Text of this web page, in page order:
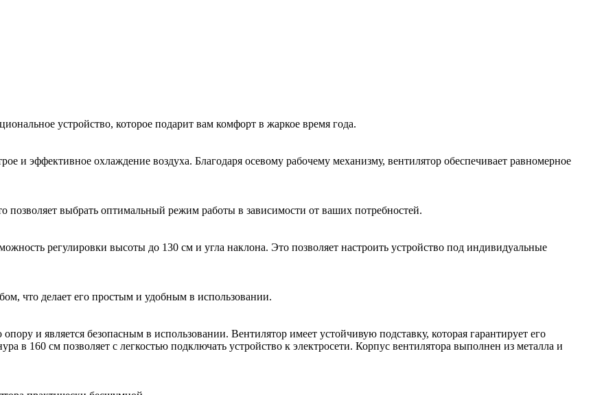
устройство, которое подарит вам комфорт в жаркое время года.
и эффективное охлаждение воздуха. Благодаря осевому рабочему механизму, вентилятор обеспечивает равномерное
позволяет выбрать оптимальный режим работы в зависимости от ваших потребностей.
регулировки высоты до 130 см и угла наклона. Это позволяет настроить устройство под индивидуальные
что делает его простым и удобным в использовании.
и является безопасным в использовании. Вентилятор имеет устойчивую подставку, которая гарантирует его
в 160 см позволяет с легкостью подключать устройство к электросети. Корпус вентилятора выполнен из металла и